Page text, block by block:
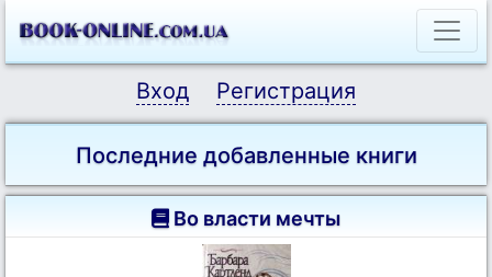
Вход Регистрация
Последние добавленные книги
Во власти мечты